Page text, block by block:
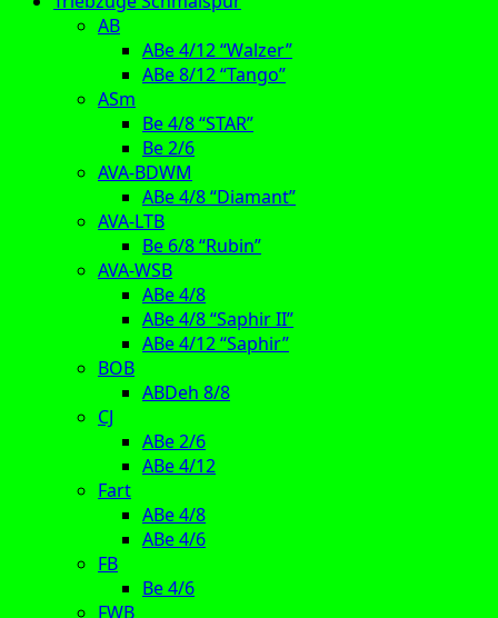
AB
ABe 4/12 “Walzer”
ABe 8/12 “Tango”
ASm
Be 4/8 “STAR”
Be 2/6
AVA-BDWM
ABe 4/8 “Diamant”
AVA-LTB
Be 6/8 “Rubin”
AVA-WSB
ABe 4/8
ABe 4/8 “Saphir II”
ABe 4/12 “Saphir”
BOB
ABDeh 8/8
CJ
ABe 2/6
ABe 4/12
Fart
ABe 4/8
ABe 4/6
FB
Be 4/6
FWB